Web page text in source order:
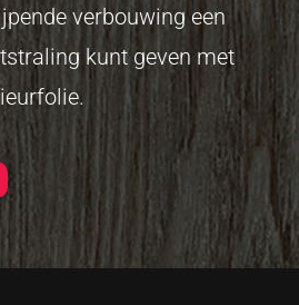
verbouwing een
kunt geven met